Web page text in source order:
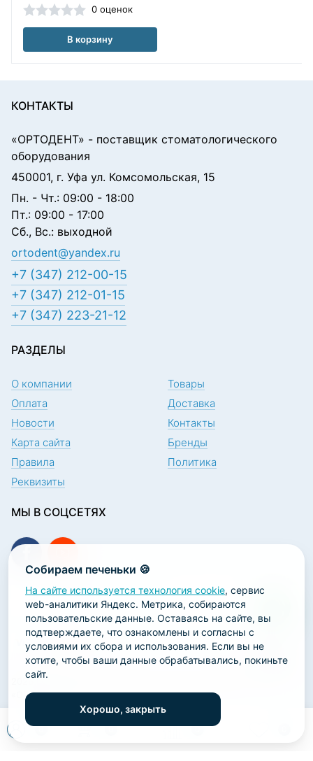
0 0 0
0 оценок
В корзину
Собираем печеньки 🍪
На сайте используется технология cookie, сервис
web-аналитики Яндекс. Метрика, собираются
пользовательские данные. Оставаясь на сайте, вы
подтверждаете, что ознакомлены и согласны с
условиями их сбора и использования. Если вы не
хотите, чтобы ваши данные обрабатывались, покиньте
сайт.
Хорошо, закрыть
КОНТАКТЫ
«ОРТОДЕНТ» - поставщик стоматологического
оборудования
450001, г. Уфа ул. Комсомольская, 15
Пн. - Чт.: 09:00 - 18:00
Пт.: 09:00 - 17:00
Сб., Вс.: выходной
ortodent@yandex.ru
+7 (347) 212-00-15
+7 (347) 212-01-15
+7 (347) 223-21-12
РАЗДЕЛЫ
О компании
Товары
Оплата
Доставка
Новости
Контакты
Карта сайта
Бренды
Правила
Политика
Реквизиты
МЫ В СОЦСЕТЯХ
ПОДПИСКА НА НОВОСТИ
2026 ООО «Научно-производственная лаборатория
«ОРТОДЕНТ»